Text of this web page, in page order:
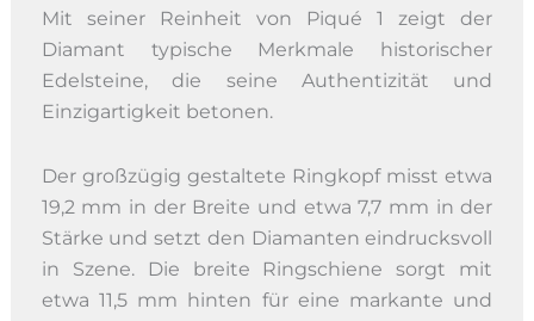
Mit seiner Reinheit von Piqué 1 zeigt der
Diamant typische Merkmale historischer
Edelsteine, die seine Authentizität und
Einzigartigkeit betonen.
Der großzügig gestaltete Ringkopf misst etwa
19,2 mm in der Breite und etwa 7,7 mm in der
Stärke und setzt den Diamanten eindrucksvoll
in Szene. Die breite Ringschiene sorgt mit
etwa 11,5 mm hinten für eine markante und